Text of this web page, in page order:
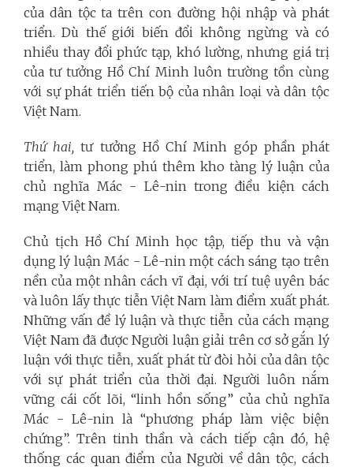
của dân tộc ta trên con đường hội nhập và phát
triển. Dù thế giới biến đổi không ngừng và có
nhiều thay đổi phức tạp, khó lường, nhưng giá trị
của tư tưởng Hồ Chí Minh luôn trường tồn cùng
với sự phát triển tiến bộ của nhân loại và dân tộc
Việt Nam.
Thứ hai,tư tưởng Hồ Chí Minh góp phần phát
triển, làm phong phú thêm kho tàng lý luận của
chủ nghĩa Mác - Lê-nin trong điều kiện cách
mạng Việt Nam.
Chủ tịch Hồ Chí Minh học tập, tiếp thu và vận
dụng lý luận Mác - Lê-nin một cách sáng tạo trên
nền của một nhân cách vĩ đại, với trí tuệ uyên bác
và luôn lấy thực tiễn Việt Nam làm điểm xuất phát.
Những vấn đề lý luận và thực tiễn của cách mạng
Việt Nam đã được Người luận giải trên cơ sở gắn lý
luận với thực tiễn, xuất phát từ đòi hỏi của dân tộc
với sự phát triển của thời đại. Người luôn nắm
vững cái cốt lõi, “linh hồn sống” của chủ nghĩa
Mác - Lê-nin là “phương pháp làm việc biện
chứng”. Trên tinh thần và cách tiếp cận đó, hệ
thống các quan điểm của Người về dân tộc, cách